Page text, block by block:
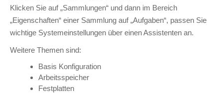
Klicken Sie auf „Sammlungen“ und dann im Bereich
„Eigenschaften“ einer Sammlung auf „Aufgaben“, passen Sie
wichtige Systemeinstellungen über einen Assistenten an.
Weitere Themen sind:
Basis Konfiguration
Arbeitsspeicher
Festplatten